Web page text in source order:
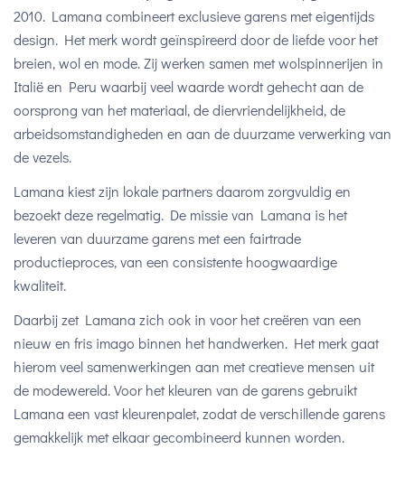
2010. Lamana combineert exclusieve garens met eigentijds
design. Het merk wordt geïnspireerd door de liefde voor het
breien, wol en mode. Zij werken samen met wolspinnerijen in
Italië en Peru waarbij veel waarde wordt gehecht aan de
oorsprong van het materiaal, de diervriendelijkheid, de
arbeidsomstandigheden en aan de duurzame verwerking van
de vezels.
Lamana kiest zijn lokale partners daarom zorgvuldig en
bezoekt deze regelmatig. De missie van Lamana is het
leveren van duurzame garens met een fairtrade
productieproces, van een consistente hoogwaardige
kwaliteit.
Daarbij zet Lamana zich ook in voor het creëren van een
nieuw en fris imago binnen het handwerken. Het merk gaat
hierom veel samenwerkingen aan met creatieve mensen uit
de modewereld. Voor het kleuren van de garens gebruikt
Lamana een vast kleurenpalet, zodat de verschillende garens
gemakkelijk met elkaar gecombineerd kunnen worden.